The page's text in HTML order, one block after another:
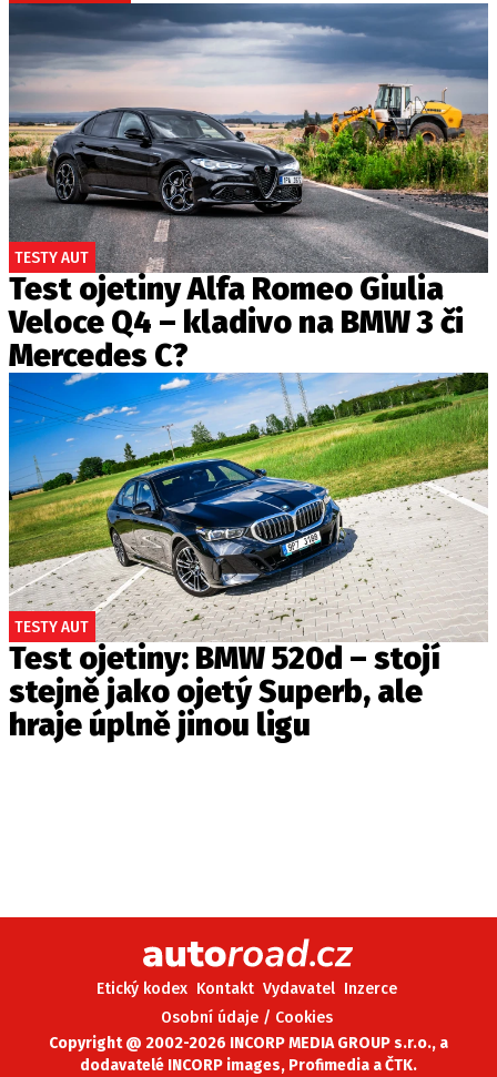
TESTY AUT
Test ojetiny Alfa Romeo Giulia
Veloce Q4 – kladivo na BMW 3 či
Mercedes C?
TESTY AUT
Test ojetiny: BMW 520d – stojí
stejně jako ojetý Superb, ale
hraje úplně jinou ligu
Etický kodex Kontakt Vydavatel Inzerce
Osobní údaje / Cookies
Copyright @ 2002-2026 INCORP MEDIA GROUP s.r.o., a
dodavatelé INCORP images, Profimedia a ČTK.